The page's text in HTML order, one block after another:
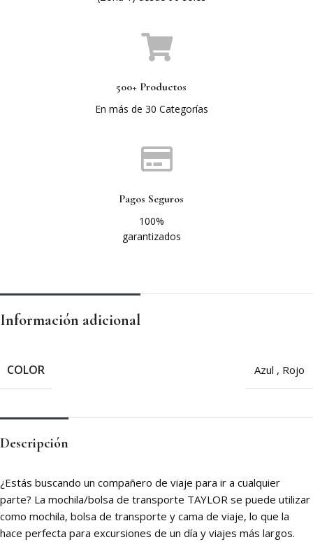
500+ Productos
En más de 30 Categorías
Pagos Seguros
100%
garantizados
Información adicional
COLOR Azul , Rojo
Descripción
¿Estás buscando un compañero de viaje para ir a cualquier
parte? La mochila/bolsa de transporte TAYLOR se puede utilizar
como mochila, bolsa de transporte y cama de viaje, lo que la
hace perfecta para excursiones de un día y viajes más largos.